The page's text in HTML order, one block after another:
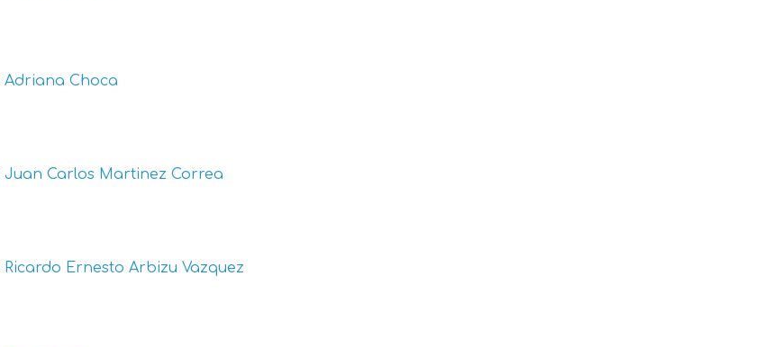
Adriana Choca
Juan Carlos Martinez Correa
Ricardo Ernesto Arbizu Vazquez